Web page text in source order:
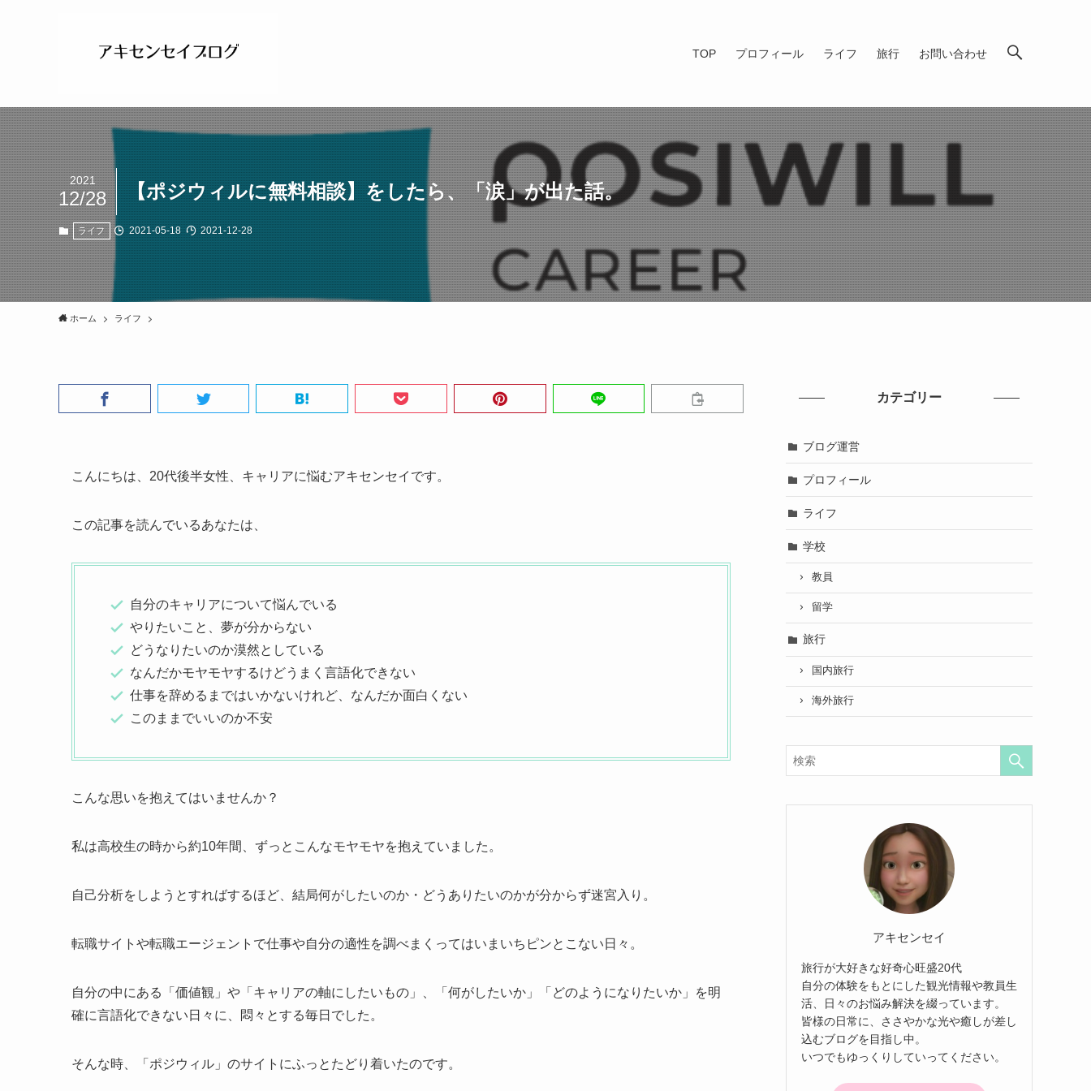
TOP プロフィール ライフ 旅行 お問い合わせ
【ポジウィルに無料相談】をしたら、「涙」が出た話。
2021
12/28
ライフ 2021-05-18 2021-12-28
ホーム ライフ
こんにちは、20代後半女性、キャリアに悩むアキセンセイです。
この記事を読んでいるあなたは、
自分のキャリアについて悩んでいる
やりたいこと、夢が分からない
どうなりたいのか漠然としている
なんだかモヤモヤするけどうまく言語化できない
仕事を辞めるまではいかないけれど、なんだか面白くない
このままでいいのか不安
こんな思いを抱えてはいませんか？
私は高校生の時から約10年間、ずっとこんなモヤモヤを抱えていました。
自己分析をしようとすればするほど、結局何がしたいのか・どうありたいのかが分からず迷宮入り。
転職サイトや転職エージェントで仕事や自分の適性を調べまくってはいまいちピンとこない日々。
自分の中にある「価値観」や「キャリアの軸にしたいもの」、「何がしたいか」「どのようになりたいか」を明
確に言語化できない日々に、悶々とする毎日でした。
そんな時、「ポジウィル」のサイトにふっとたどり着いたのです。
カテゴリー
ブログ運営
プロフィール
ライフ
学校
教員
留学
旅行
国内旅行
海外旅行
アキセンセイ
旅行が大好きな好奇心旺盛20代
自分の体験をもとにした観光情報や教員生
活、日々のお悩み解決を綴っています。
皆様の日常に、ささやかな光や癒しが差し
込むブログを目指し中。
いつでもゆっくりしていってください。